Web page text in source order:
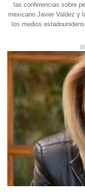
las conferencias sobre
mexicano Javier Valdez y
los medios